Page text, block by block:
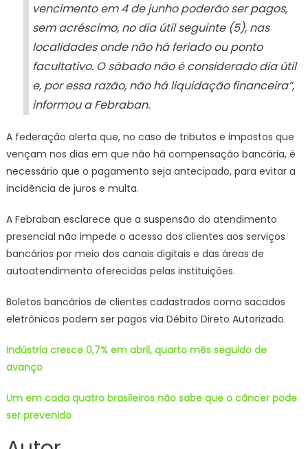
vencimento em 4 de junho poderão ser pagos,
sem acréscimo, no dia útil seguinte (5), nas
localidades onde não há feriado ou ponto
facultativo. O sábado não é considerado dia útil
e, por essa razão, não há liquidação financeira”,
informou a Febraban.
A federação alerta que, no caso de tributos e impostos que
vençam nos dias em que não há compensação bancária, é
necessário que o pagamento seja antecipado, para evitar a
incidência de juros e multa.
A Febraban esclarece que a suspensão do atendimento
presencial não impede o acesso dos clientes aos serviços
bancários por meio dos canais digitais e das áreas de
autoatendimento oferecidas pelas instituições.
Boletos bancários de clientes cadastrados como sacados
eletrônicos podem ser pagos via Débito Direto Autorizado.
Indústria cresce 0,7% em abril, quarto mês seguido de
avanço
Um em cada quatro brasileiros não sabe que o câncer pode
ser prevenido